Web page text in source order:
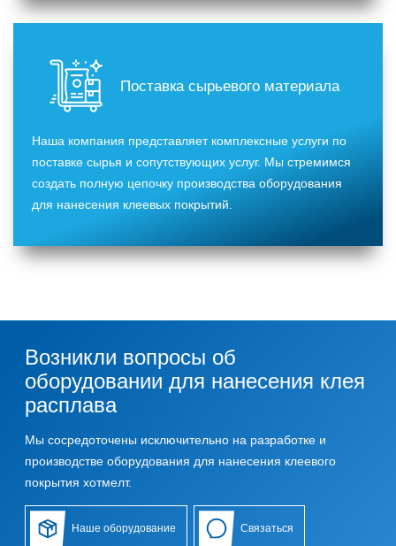
Поставка сырьевого материала
Наша компания представляет комплексные услуги по
поставке сырья и сопутствующих услуг. Мы стремимся
создать полную цепочку производства оборудования
для нанесения клеевых покрытий.
Возникли вопросы об
оборудовании для нанесения клея
расплава
Мы сосредоточены исключительно на разработке и
производстве оборудования для нанесения клеевого
покрытия хотмелт.
Наше оборудование Связаться